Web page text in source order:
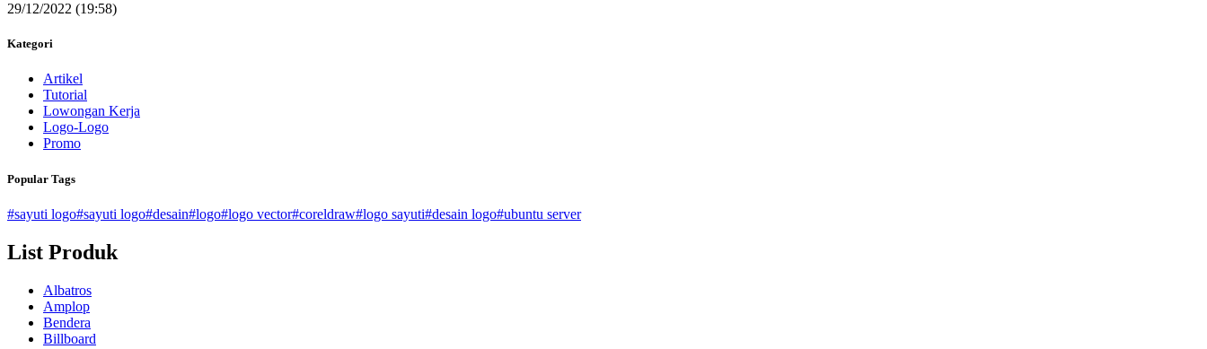
29/12/2022 (19:58)
Kategori
Artikel
Tutorial
Lowongan Kerja
Logo-Logo
Promo
Popular Tags
#sayuti logo#sayuti logo#desain#logo#logo vector#coreldraw#logo sayuti#desain logo#ubuntu server
List Produk
Albatros
Amplop
Bendera
Billboard